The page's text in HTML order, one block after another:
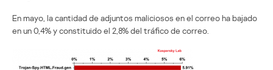
En mayo, la cantidad de adjuntos maliciosos en el correo ha bajado
en un 0,4% y constituido el 2,8% del tráfico de correo.